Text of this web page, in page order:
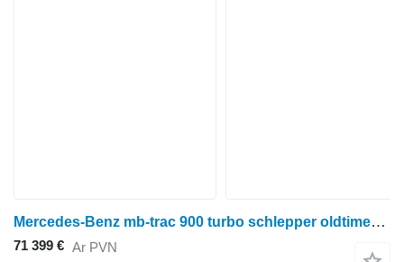
Mercedes-Benz mb-trac 900 turbo schlepper oldtimer traktor
71 399 € Ar PVN